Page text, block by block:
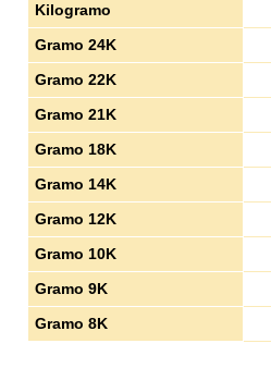
Kilogramo
Gramo 24K
Gramo 22K
Gramo 21K
Gramo 18K
Gramo 14K
Gramo 12K
Gramo 10K
Gramo 9K
Gramo 8K